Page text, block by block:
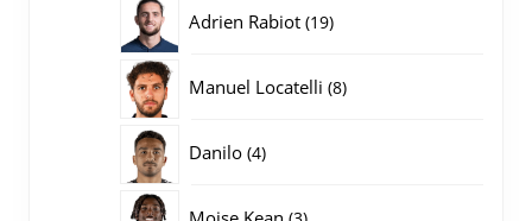
Adrien Rabiot 1919
Manuel Locatelli 88
Danilo 44
3